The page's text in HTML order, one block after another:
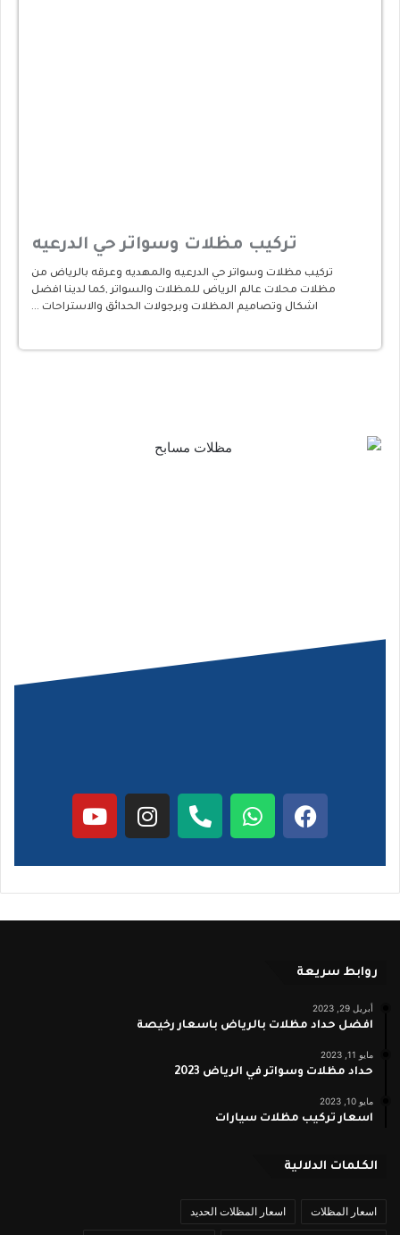
تركيب مظلات وسواتر حي الدرعيه
تركيب مظلات وسواتر حي الدرعيه والمهديه وعرقه بالرياض من
مظلات محلات عالم الرياض للمظلات والسواتر ,كما لدينا افضل
اشكال وتصاميم المظلات وبرجولات الحدائق والاستراحات …
روابط سريعة
أبريل 29, 2023
افضل حداد مظلات بالرياض باسعار رخيصة
مايو 11, 2023
حداد مظلات وسواتر في الرياض 2023
مايو 10, 2023
اسعار تركيب مظلات سيارات
الكلمات الدلالية
اسعار المظلات اسعار المظلات الحديد